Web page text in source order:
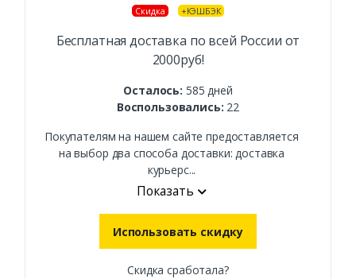
Скидка +КЭШБЭК
Бесплатная доставка по всей России от
2000руб!
Осталось: 585 дней
Воспользовались: 22
Покупателям на нашем сайте предоставляется
на выбор два способа доставки: доставка
курьерс...
Показать
Использовать скидку
Скидка сработала?